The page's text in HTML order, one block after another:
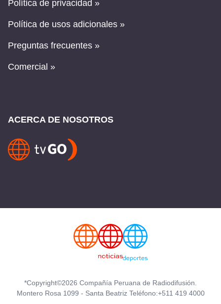
Política de privacidad »
Política de usos adicionales »
Preguntas frecuentes »
Comercial »
ACERCA DE NOSOTROS
*Copyright©2026 Compañía Peruana de Radiodifusión.
Montero Rosa 1099 - Santa Beatriz Teléfono:+511 419 4000